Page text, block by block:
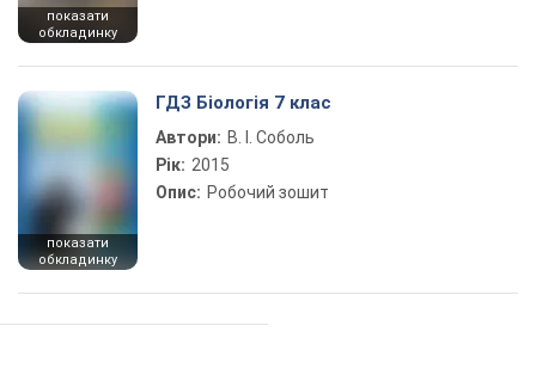
показати
обкладинку
показати
обкладинку
ГДЗ Біологія 7 клас
Автори: В. І. Соболь
Рік: 2015
Опис: Робочий зошит